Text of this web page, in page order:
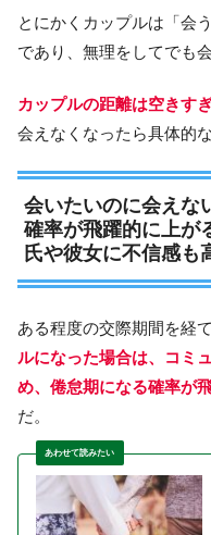
とにかくカップルは「会
であり、無理をしてでも
カップルの距離は空きす
会えなくなったら具体的
会いたいのに会えな
確率が飛躍的に上が
氏や彼女に不信感も
ある程度の交際期間を経
ルになった場合は、コミ
め、倦怠期になる確率が
だ。